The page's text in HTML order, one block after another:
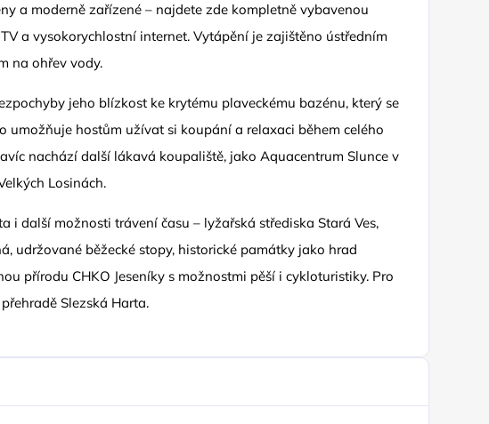
a moderně zařízené – najdete zde kompletně vybavenou
a vysokorychlostní internet. Vytápění je zajištěno ústředním
na ohřev vody.
jeho blízkost ke krytému plaveckému bazénu, který se
umožňuje hostům užívat si koupání a relaxaci během celého
nachází další lákavá koupaliště, jako Aquacentrum Slunce v
Losinách.
i další možnosti trávení času – lyžařská střediska Stará Ves,
udržované běžecké stopy, historické památky jako hrad
přírodu CHKO Jeseníky s možnostmi pěší i cykloturistiky. Pro
Slezská Harta.